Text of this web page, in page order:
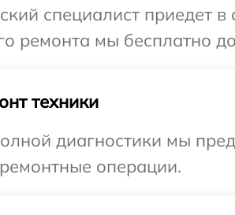
специалист приедет
ремонта мы бесплатно
техники
диагностики мы
операции.